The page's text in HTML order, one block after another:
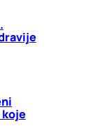
koje